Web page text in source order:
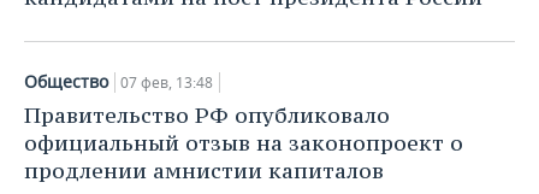
Общество 07 фев, 13:48
Правительство РФ опубликовало
официальный отзыв на законопроект о
продлении амнистии капиталов